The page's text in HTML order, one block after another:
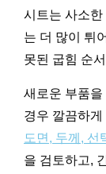
시트는 사소한
는 더 많이 튀
못된 굽힘 순
새로운 부품
경우 깔끔하
도면, 두께, 선
을 검토하고,